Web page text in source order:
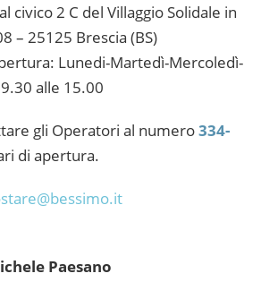
civico 2 C del Villaggio Solidale in
– 25125 Brescia (BS)
Lunedi-Martedì-Mercoledì-
alle 15.00
gli Operatori al numero334-
di apertura.
Paesano